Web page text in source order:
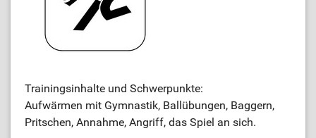
Trainingsinhalte und Schwerpunkte:
Aufwärmen mit Gymnastik, Ballübungen, Baggern,
Pritschen, Annahme, Angriff, das Spiel an sich.